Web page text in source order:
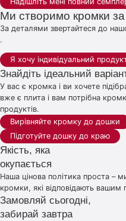
Ми створимо кромки
За деталями звертайтеся до
.
Я хочу індивідуальний
Знайдіть ідеальний
У вас є кромка і ви хочете
вже є плита і вам потрібна
продуктів.
Вирівняйте кромку до дошки
Підготуйте дошку до краю
Якість, яка
окупається
Наша цінова політика проста –
кромки, які відповідають вашим
Замовляй сьогодні,
забирай завтра